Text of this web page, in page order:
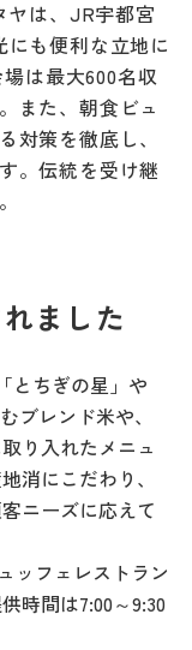
ヤは、JR宇都宮
も便利な立地に
は最大600名収
また、朝食ビュ
対策を徹底し、
。伝統を受け継
ました
とちぎの星」や
ブレンド米や、
り入れたメニュ
消にこだわり、
ニーズに応えて
ッフェレストラン
時間は7:00～9:30
ォトダウン
ロード
ンフレット
ダウンロード
お問い合わせ